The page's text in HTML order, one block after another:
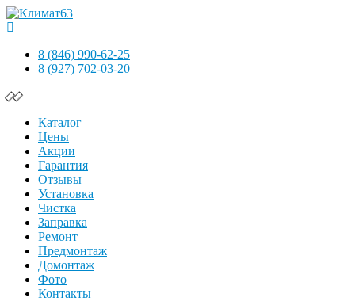
8 (846) 990-62-25
8 (927) 702-03-20
Каталог
Цены
Акции
Гарантия
Отзывы
Установка
Чистка
Заправка
Ремонт
Предмонтаж
Домонтаж
Фото
Контакты